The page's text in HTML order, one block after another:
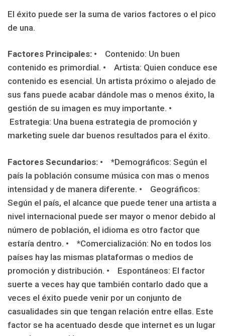
El éxito puede ser la suma de varios factores o el pico
de una.
Factores Principales: • Contenido: Un buen
contenido es primordial. • Artista: Quien conduce ese
contenido es esencial. Un artista próximo o alejado de
sus fans puede acabar dándole mas o menos éxito, la
gestión de su imagen es muy importante. •
Estrategia: Una buena estrategia de promoción y
marketing suele dar buenos resultados para el éxito.
Factores Secundarios: • *Demográficos: Según el
país la población consume música con mas o menos
intensidad y de manera diferente. • Geográficos:
Según el país, el alcance que puede tener una artista a
nivel internacional puede ser mayor o menor debido al
número de población, el idioma es otro factor que
estaría dentro. • *Comercialización: No en todos los
países hay las mismas plataformas o medios de
promoción y distribución. • Espontáneos: El factor
suerte a veces hay que también contarlo dado que a
veces el éxito puede venir por un conjunto de
casualidades sin que tengan relación entre ellas. Este
factor se ha acentuado desde que internet es un lugar